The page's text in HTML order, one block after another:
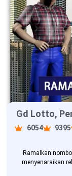
Gd Lotto,
6054 9395
Ramalkan
menyenaraikan